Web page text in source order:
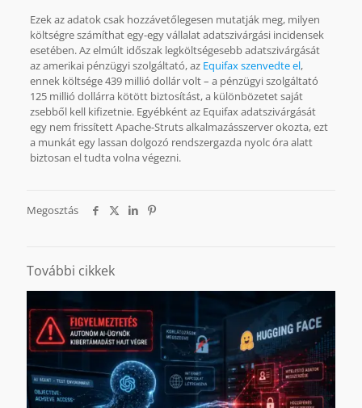
Ezek az adatok csak hozzávetőlegesen mutatják meg, milyen
költségre számíthat egy-egy vállalat adatszivárgási incidensek
esetében. Az elmúlt időszak legköltségesebb adatszivárgását
az amerikai pénzügyi szolgáltató, az Equifax szenvedte el,
ennek költsége 439 millió dollár volt – a pénzügyi szolgáltató
125 millió dollárra kötött biztosítást, a különbözetet saját
zsebből kell kifizetnie. Egyébként az Equifax adatszivárgását
egy nem frissített Apache-Struts alkalmazásszerver okozta, ezt
a munkát egy lassan dolgozó rendszergazda nyolc óra alatt
biztosan el tudta volna végezni.
Megosztás
További cikkek